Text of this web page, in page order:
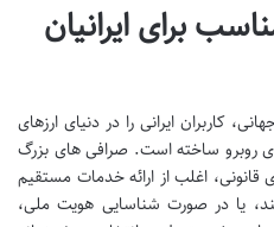
برای ایرانیان
کاربران ایرانی را در دنیای ارزهای
روبرو ساخته است. صرافی های بزرگ
اغلب از ارائه خدمات مستقیم
یا در صورت شناسایی هویت ملی،